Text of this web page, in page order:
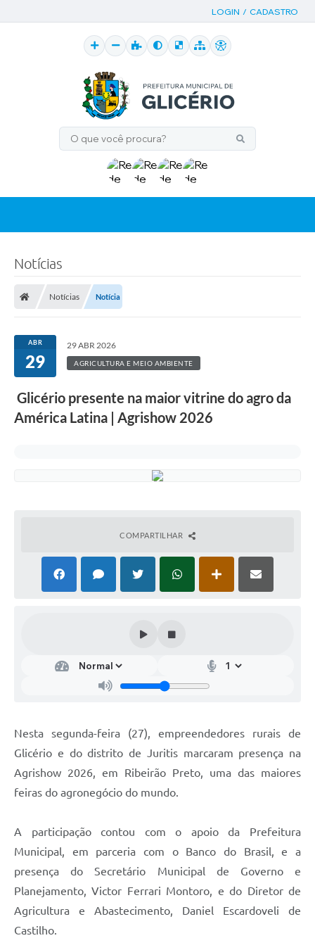
LOGIN / CADASTRO
Notícias
Notícias Notícia
ABR
29
29 ABR 2026
AGRICULTURA E MEIO AMBIENTE
Glicério presente na maior vitrine do agro da
América Latina | Agrishow 2026
COMPARTILHAR
Nesta segunda-feira (27), empreendedores rurais de
Glicério e do distrito de Juritis marcaram presença na
Agrishow 2026, em Ribeirão Preto, uma das maiores
feiras do agronegócio do mundo.
A participação contou com o apoio da Prefeitura
Municipal, em parceria com o Banco do Brasil, e a
presença do Secretário Municipal de Governo e
Planejamento, Victor Ferrari Montoro, e do Diretor de
Agricultura e Abastecimento, Daniel Escardoveli de
Castilho.